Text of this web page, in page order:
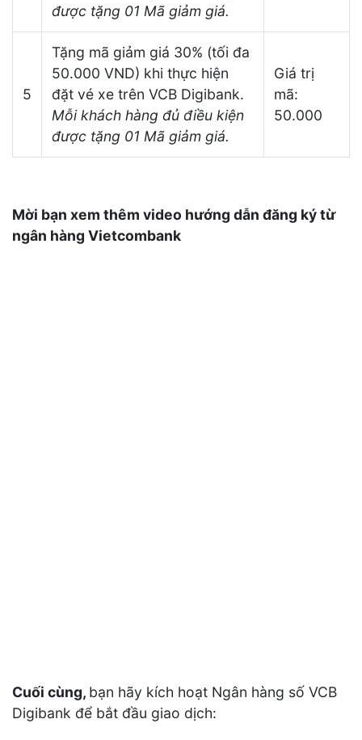
được tặng 01 Mã giảm giá.
5
Tặng mã giảm giá 30% (tối đa
50.000 VND) khi thực hiện
đặt vé xe trên VCB Digibank.
Mỗi khách hàng đủ điều kiện
được tặng 01 Mã giảm giá.
Giá trị
mã:
50.000
Mời bạn xem thêm video hướng dẫn đăng ký từ
ngân hàng Vietcombank
Cuối cùng, bạn hãy kích hoạt Ngân hàng số VCB
Digibank để bắt đầu giao dịch: